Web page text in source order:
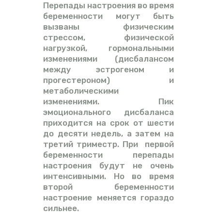
Перепады настроения во время
беременности могут быть
вызваны физическим
стрессом, физической
нагрузкой, гормональными
изменениями (дисбалансом
между эстрогеном и
прогестероном) и
метаболическими
изменениями. Пик
эмоционального дисбаланса
приходится на срок от шести
до десяти недель, а затем на
третий триместр. При первой
беременности перепады
настроения будут не очень
интенсивными. Но во время
второй беременности
настроение меняется гораздо
сильнее.